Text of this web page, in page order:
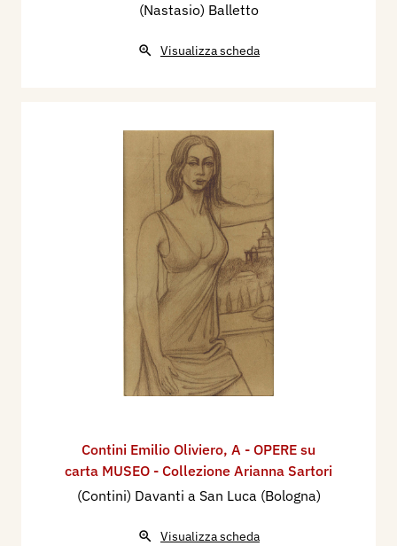
(Nastasio) Balletto
Visualizza scheda
Contini Emilio Oliviero, A - OPERE su
carta MUSEO - Collezione Arianna Sartori
(Contini) Davanti a San Luca (Bologna)
Visualizza scheda